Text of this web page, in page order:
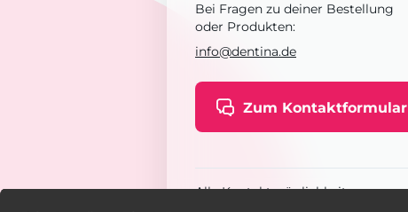
Bei Fragen zu deiner Bestellung
oder Produkten:
info@dentina.de
Zum Kontaktformular
Alle Kontaktmöglichkeiten